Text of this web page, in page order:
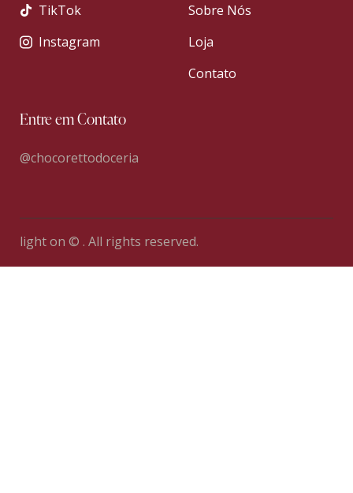
TikTok
Instagram
Sobre Nós
Loja
Contato
Entre em Contato
@chocorettodoceria
light on © . All rights reserved.